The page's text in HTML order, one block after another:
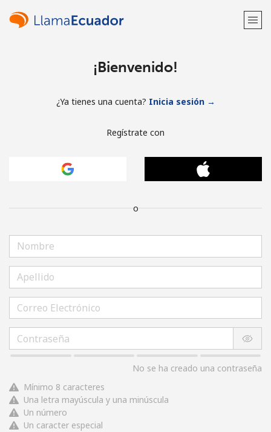
¡Bienvenido!
¿Ya tienes una cuenta? Inicia sesión →
Regístrate con
o
No se ha creado una contraseña
Mínimo 8 caracteres
Una letra mayúscula y una minúscula
Un número
Un caracter especial